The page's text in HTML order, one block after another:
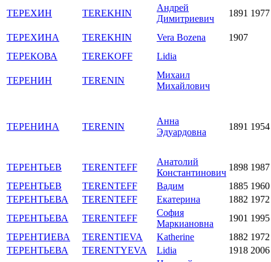
ТЕРЕХИН
TEREKHIN
Андрей
Димитриевич
1891 1977
ТЕРЕХИНА TEREKHIN Vera Bozena
1907
ТЕРЕКОВА
TEREKOFF Lidia
ТЕРЕНИН TERENIN
Михаил
Михайлович
ТЕРЕНИНА TERENIN
Анна
Эдуардовна
1891 1954
ТЕРЕНТЬЕВ TERENTEFF
Анатолий
Константинович
1898 1987
ТЕРЕНТЬЕВ
TERENTEFF Вадим 1885 1960
ТЕРЕНТЬЕВА
TERENTEFF Екатерина 1882 1972
ТЕРЕНТЬЕВА
TERENTEFF
София
Маркиановна
1901 1995
ТЕРЕНТИЕВА
TERENTIEVA Katherine 1882 1972
ТЕРЕНТЬЕВА
TERENTYEVA Lidia 1918 2006